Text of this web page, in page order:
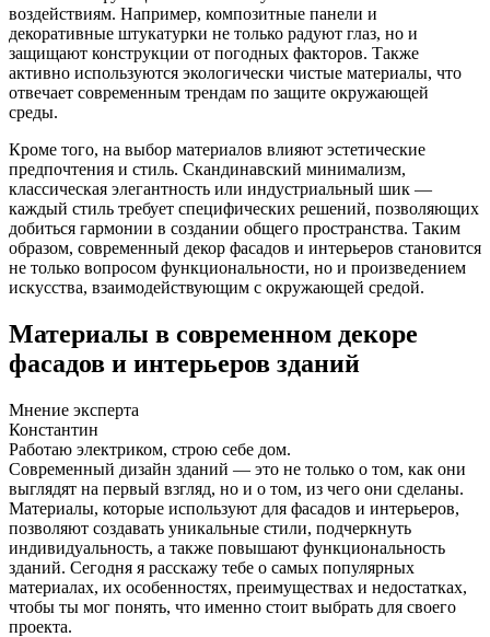
воздействиям. Например, композитные панели и
декоративные штукатурки не только радуют глаз, но и
защищают конструкции от погодных факторов. Также
активно используются экологически чистые материалы, что
отвечает современным трендам по защите окружающей
среды.
Кроме того, на выбор материалов влияют эстетические
предпочтения и стиль. Скандинавский минимализм,
классическая элегантность или индустриальный шик —
каждый стиль требует специфических решений, позволяющих
добиться гармонии в создании общего пространства. Таким
образом, современный декор фасадов и интерьеров становится
не только вопросом функциональности, но и произведением
искусства, взаимодействующим с окружающей средой.
Материалы в современном декоре
фасадов и интерьеров зданий
Мнение эксперта
Константин
Работаю электриком, строю себе дом.
Современный дизайн зданий — это не только о том, как они
выглядят на первый взгляд, но и о том, из чего они сделаны.
Материалы, которые используют для фасадов и интерьеров,
позволяют создавать уникальные стили, подчеркнуть
индивидуальность, а также повышают функциональность
зданий. Сегодня я расскажу тебе о самых популярных
материалах, их особенностях, преимуществах и недостатках,
чтобы ты мог понять, что именно стоит выбрать для своего
проекта.